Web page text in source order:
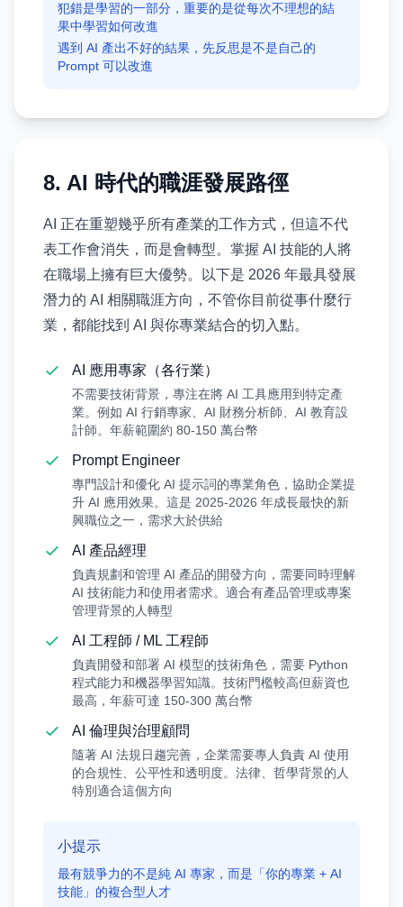
犯錯是學習的一部分，重要的是從每次不理想的結
果中學習如何改進
遇到 AI 產出不好的結果，先反思是不是自己的
Prompt 可以改進
8. AI 時代的職涯發展路徑
AI 正在重塑幾乎所有產業的工作方式，但這不代
表工作會消失，而是會轉型。掌握 AI 技能的人將
在職場上擁有巨大優勢。以下是 2026 年最具發展
潛力的 AI 相關職涯方向，不管你目前從事什麼行
業，都能找到 AI 與你專業結合的切入點。
AI 應用專家（各行業）
不需要技術背景，專注在將 AI 工具應用到特定產
業。例如 AI 行銷專家、AI 財務分析師、AI 教育設
計師。年薪範圍約 80-150 萬台幣
Prompt Engineer
專門設計和優化 AI 提示詞的專業角色，協助企業提
升 AI 應用效果。這是 2025-2026 年成長最快的新
興職位之一，需求大於供給
AI 產品經理
負責規劃和管理 AI 產品的開發方向，需要同時理解
AI 技術能力和使用者需求。適合有產品管理或專案
管理背景的人轉型
AI 工程師 / ML 工程師
負責開發和部署 AI 模型的技術角色，需要 Python
程式能力和機器學習知識。技術門檻較高但薪資也
最高，年薪可達 150-300 萬台幣
AI 倫理與治理顧問
隨著 AI 法規日趨完善，企業需要專人負責 AI 使用
的合規性、公平性和透明度。法律、哲學背景的人
特別適合這個方向
小提示
最有競爭力的不是純 AI 專家，而是「你的專業 + AI
技能」的複合型人才